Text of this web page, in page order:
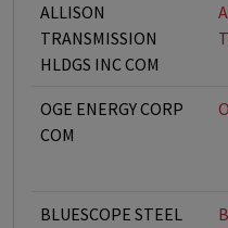
ALLISON
TRANSMISSION
HLDGS INC COM
OGE ENERGY CORP
COM
BLUESCOPE STEEL